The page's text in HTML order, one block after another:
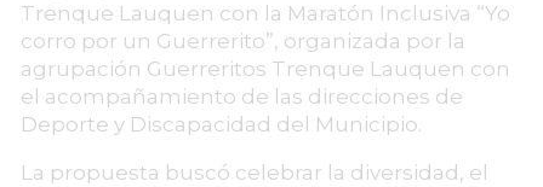
Trenque Lauquen con la Maratón Inclusiva “Yo
corro por un Guerrerito”, organizada por la
agrupación Guerreritos Trenque Lauquen con
el acompañamiento de las direcciones de
Deporte y Discapacidad del Municipio.
La propuesta buscó celebrar la diversidad, el